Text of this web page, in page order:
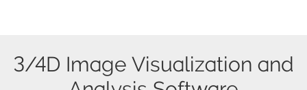
3/4D Image Visualization and